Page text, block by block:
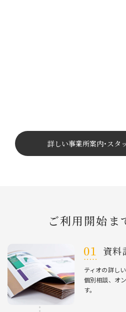
詳しい事業所案内･スタ
ご利⽤開始ま
資料
ティオの詳し
個別相談、オ
す。